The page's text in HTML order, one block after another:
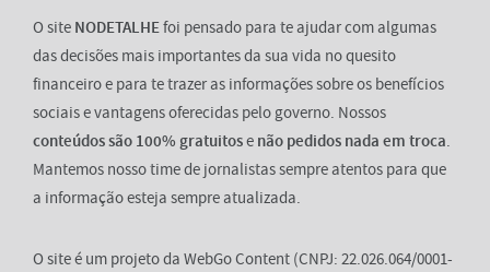
O site NODETALHEfoi pensado para te ajudar com algumas
das decisões mais importantes da sua vida no quesito
financeiro e para te trazer as informações sobre os benefícios
sociais e vantagens oferecidas pelo governo. Nossos
conteúdos são 100% gratuitose não pedidos nada em troca.
Mantemos nosso time de jornalistas sempre atentos para que
a informação esteja sempre atualizada.
O site é um projeto da WebGo Content (CNPJ: 22.026.064/0001-